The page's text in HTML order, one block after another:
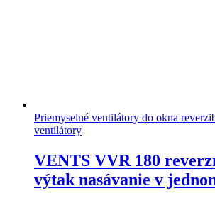
Priemyselné ventilátory do okna
ventilátory
VENTS VVR 180
výtak nasávanie v